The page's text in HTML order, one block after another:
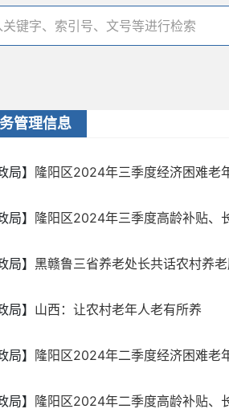
管理信息
局】 隆阳区2024年三季度经济困难老
局】 隆阳区2024年三季度高龄补贴、
局】 黑赣鲁三省养老处长共话农村养
局】 山西：让农村老年人老有所养
局】 隆阳区2024年二季度经济困难老
局】 隆阳区2024年二季度高龄补贴、